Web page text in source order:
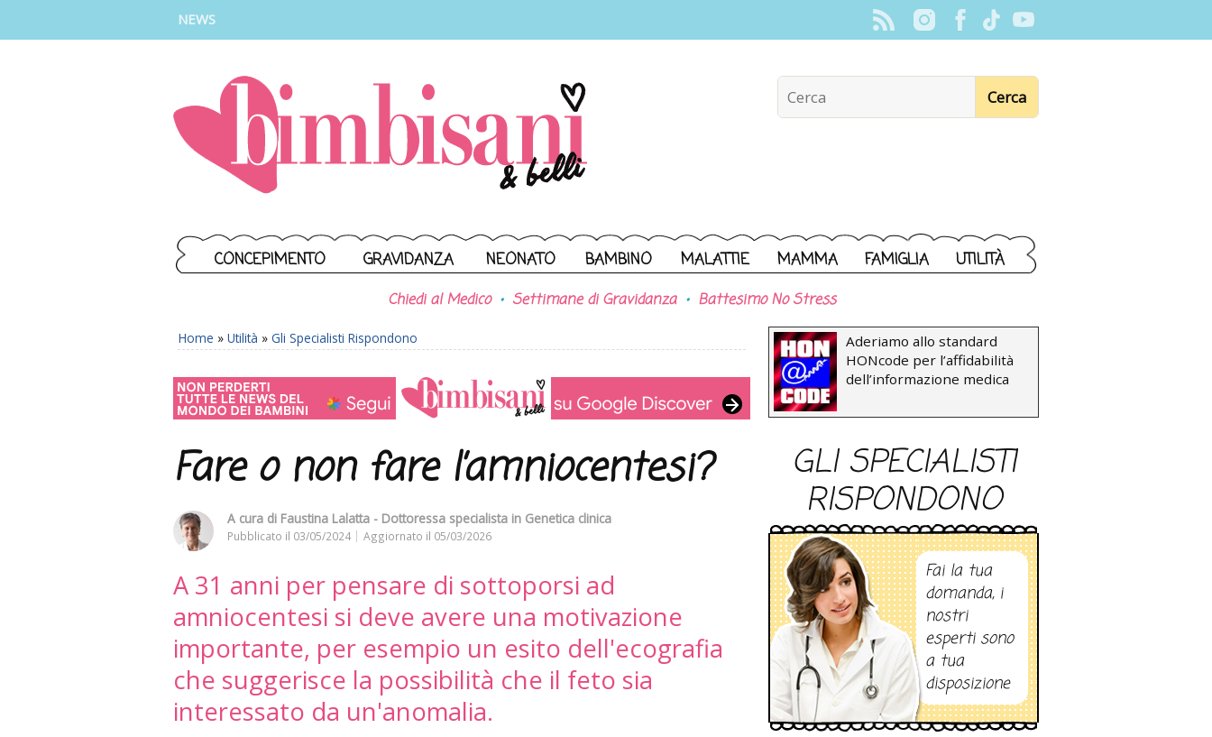
NEWS
CONCEPIMENTO GRAVIDANZA NEONATO BAMBINO MALATTIE MAMMA FAMIGLIA UTILITÀ
Chiedi al Medico Settimane di Gravidanza Battesimo No Stress
Home » Utilità » Gli Specialisti Rispondono
Fare o non fare l’amniocentesi?
A cura di Faustina Lalatta - Dottoressa specialista in Genetica clinica
Pubblicato il 03/05/2024 Aggiornato il 05/03/2026
A 31 anni per pensare di sottoporsi ad
amniocentesi si deve avere una motivazione
importante, per esempio un esito dell'ecografia
che suggerisce la possibilità che il feto sia
interessato da un'anomalia.
Aderiamo allo standard
HONcode per l’affidabilità
dell’informazione medica
GLI SPECIALISTI
RISPONDONO
Fai la tua
domanda, i
nostri
esperti sono
a tua
disposizione